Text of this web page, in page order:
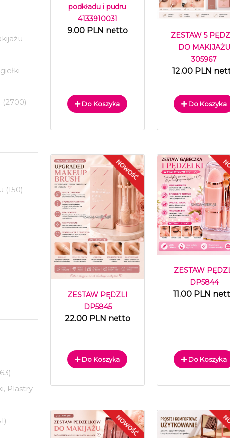
(2700)
(150)
Plastry
podkładu i pudru
4133910031
9.00 PLN netto
Do Koszyka
ZESTAW 5
DO MAKIJAŻU
305967
12.00 PLN
Do Koszyka
ZESTAW PĘDZLI
DP5845
22.00 PLN netto
Do Koszyka
ZESTAW
DP5844
11.00 PLN
Do Koszyka